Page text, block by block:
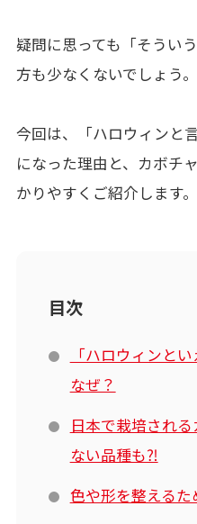
疑問に思っても「そうい
方も少なくないでしょう。
今回は、「ハロウィンと
になった理由と、カボチ
かりやすくご紹介します。
目次
「ハロウィンと
なぜ？
日本で栽培され
ない品種も⁈
色や形を整えるた